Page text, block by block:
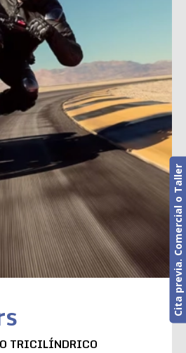
TRICILÍNDRICO
Cita previa. Comercial o Taller